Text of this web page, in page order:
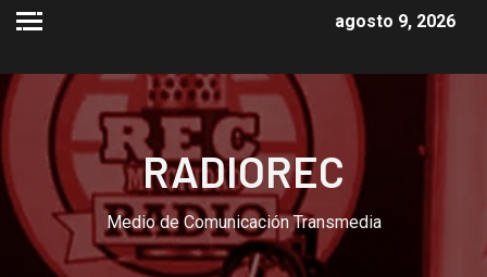
agosto 9, 2026
RADIOREC
Medio de Comunicación Transmedia